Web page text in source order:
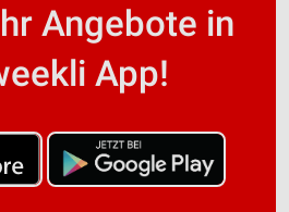
Angebote in
App!